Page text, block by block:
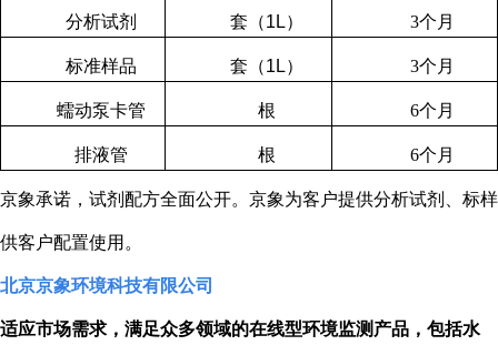
分析试剂 套（1L） 3个月
标准样品 套（1L） 3个月
蠕动泵卡管 根 6个月
排液管 根 6个月
京象承诺，试剂配方全面公开。京象为客户提供分析试剂、标样
供客户配置使用。
北京京象环境科技有限公司
适应市场需求，满足众多领域的在线型环境监测产品，包括水